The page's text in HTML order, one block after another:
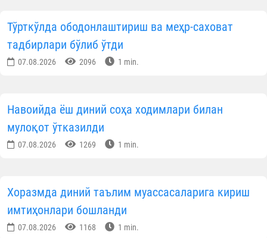
Тўрткўлда ободонлаштириш ва меҳр-саховат
тадбирлари бўлиб ўтди
07.08.2026 2096 1 min.
Навоийда ёш диний соҳа ходимлари билан
мулоқот ўтказилди
07.08.2026 1269 1 min.
Хоразмда диний таълим муассасаларига кириш
имтиҳонлари бошланди
07.08.2026 1168 1 min.